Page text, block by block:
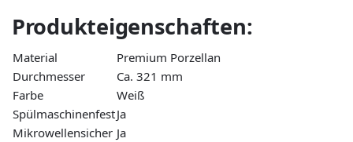
Produkteigenschaften:
Material
Premium Porzellan
Durchmesser
Ca. 321 mm
Farbe
Weiß
SpülmaschinenfestJa
Mikrowellensicher Ja